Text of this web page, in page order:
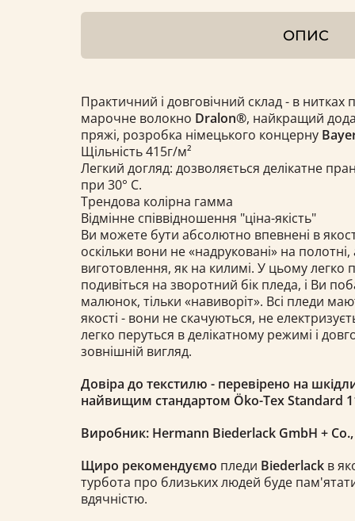
ОПИС
Практичний і довговічний склад - в нитках
марочне волокно Dralon®, найкращий
пряжі, розробка німецького концерну
Щільність 415г/м²
Легкий догляд: дозволяється делікатне
при 30° С.
Трендова колірна гамма
Відмінне співвідношення "ціна-якість"
Ви можете бути абсолютно впевнені в
оскільки вони не «надруковані» на полотні,
виготовлення, як на килимі. У цьому легко
подивіться на зворотний бік пледа, і Ви
малюнок, тільки «навиворіт». Всі пледи
якості - вони не скачуються, не
легко перуться в делікатному режимі і
зовнішній вигляд.
Довіра до текстилю - перевірено на
найвищим стандартом Öko-Tex Standard
Виробник: Hermann Biederlack GmbH +
Щиро рекомендуємо пледи Biederlack в
турбота про близьких людей буде
вдячністю.